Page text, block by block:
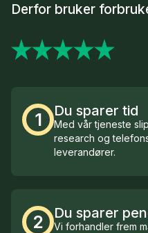
Derfor bruker
1 Du sparer tid
Med vår tjeneste
research og
leverandører.
2 Du sparer
Vi forhandler frem